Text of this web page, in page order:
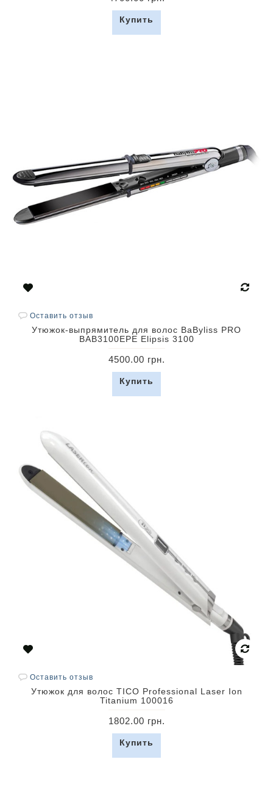
Купить
Оставить отзыв
Утюжок-выпрямитель для волос BaByliss PRO
BAB3100EPE Elipsis 3100
4500.00 грн.
Купить
Оставить отзыв
Утюжок для волос TICO Professional Laser Ion
Titanium 100016
1802.00 грн.
Купить